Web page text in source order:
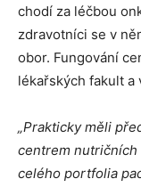
chodí za léčbou
zdravotníci se v
obor. Fungování
lékařských fakult a
„Prakticky měli
centrem nutričních
celého portfolia